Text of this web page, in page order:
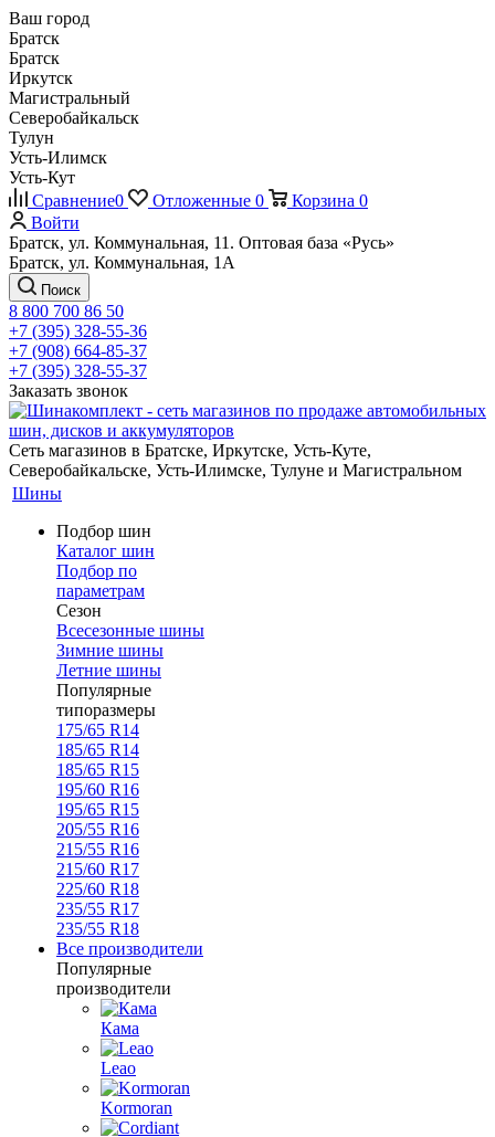
Ваш город
Братск
Братск
Иркутск
Магистральный
Северобайкальск
Тулун
Усть-Илимск
Усть-Кут
Сравнение0 Отложенные 0 Корзина 0
Войти
Братск, ул. Коммунальная, 11. Оптовая база «Русь»
Братск, ул. Коммунальная, 1А
Поиск
8 800 700 86 50
+7 (395) 328-55-36
+7 (908) 664-85-37
+7 (395) 328-55-37
Заказать звонок
Сеть магазинов в Братске, Иркутске, Усть-Куте,
Северобайкальске, Усть-Илимске, Тулуне и Магистральном
Шины
Подбор шин
Каталог шин
Подбор по
параметрам
Сезон
Всесезонные шины
Зимние шины
Летние шины
Популярные
типоразмеры
175/65 R14
185/65 R14
185/65 R15
195/60 R16
195/65 R15
205/55 R16
215/55 R16
215/60 R17
225/60 R18
235/55 R17
235/55 R18
Все производители
Популярные
производители
Кама
Leao
Kormoran